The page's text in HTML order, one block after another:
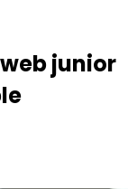
junior